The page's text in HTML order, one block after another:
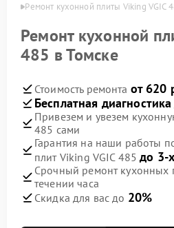
Ремонт кухонной плиты Viking VGIC
Ремонт кухонной
485 в Томске
Стоимость ремонта от 620
Бесплатная диагностика
Привезем и увезем
485 сами
Гарантия на наши работы
плит Viking VGIC 485до 3-
Срочный ремонт кухонных
течении часа
Скидка для вас до 20%